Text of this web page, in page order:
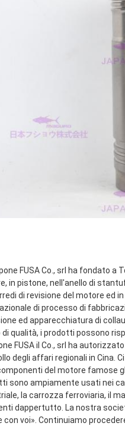
FUSA Co., srl ha fondato
in pistone, nell'anello di
di revisione del motore ed
di processo di
ed apparecchiatura di
qualità, i prodotti possono
FUSA il Co., srl ha
degli affari regionali in Cina.
del motore famose
sono ampiamente usati nei
la carrozza ferroviaria, il
dappertutto. La nostra
con voi». Continuiamo